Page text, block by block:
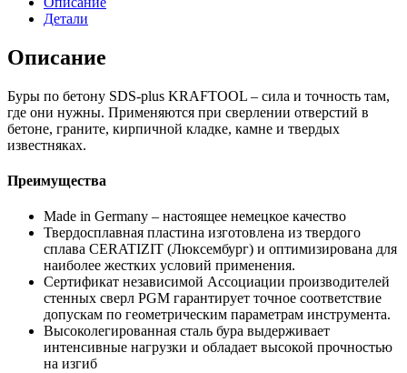
Детали
Описание
Буры по бетону SDS-plus KRAFTOOL – сила и точность там,
где они нужны. Применяются при сверлении отверстий в
бетоне, граните, кирпичной кладке, камне и твердых
известняках.
Преимущества
Made in Germany – настоящее немецкое качество
Твердосплавная пластина изготовлена из твердого
сплава CERATIZIT (Люксембург) и оптимизирована для
наиболее жестких условий применения.
Сертификат независимой Ассоциации производителей
стенных сверл PGM гарантирует точное соответствие
допускам по геометрическим параметрам инструмента.
Высоколегированная сталь бура выдерживает
интенсивные нагрузки и обладает высокой прочностью
на изгиб